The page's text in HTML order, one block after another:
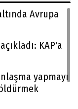
Avrupa
KAP'a
yapmayı